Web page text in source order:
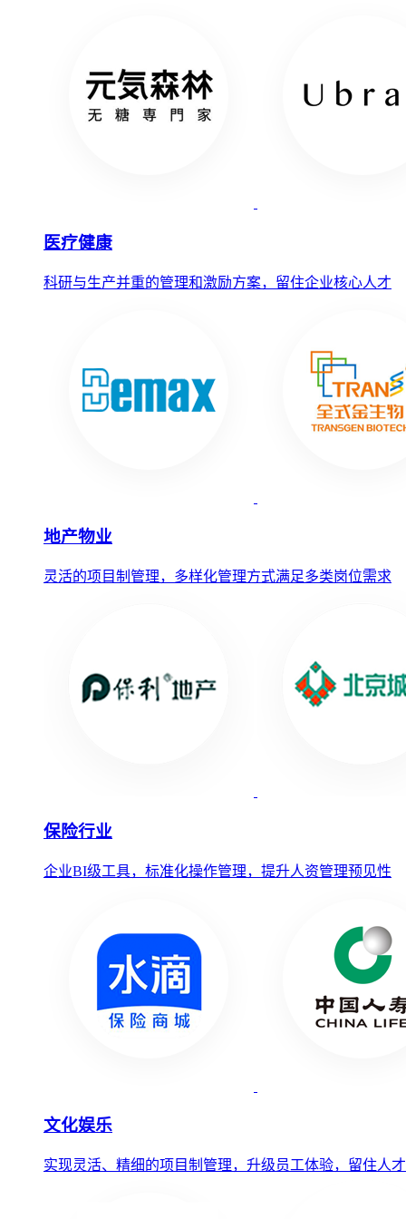
医疗健康
科研与生产并重的管理和激励方案，留住企业核心人才
地产物业
灵活的项目制管理，多样化管理方式满足多类岗位需求
保险行业
企业BI级工具，标准化操作管理，提升人资管理预见性
文化娱乐
实现灵活、精细的项目制管理，升级员工体验，留住人才